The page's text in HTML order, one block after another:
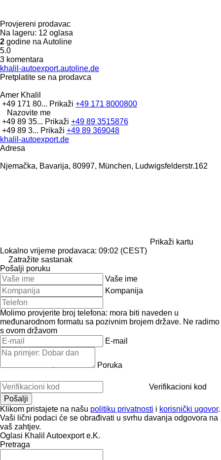
Provjereni prodavac
Na lageru: 12 oglasa
2 godine na Autoline
5.0
3 komentara
khalil-autoexport.autoline.de
Pretplatite se na prodavca
Amer Khalil
+49 171 80... Prikaži +49 171 8000800
Nazovite me
+49 89 35... Prikaži +49 89 3515876
+49 89 3... Prikaži +49 89 369048
khalil-autoexport.de
Adresa
Njemačka, Bavarija, 80997, München, Ludwigsfelderstr.162
Prikaži kartu
Lokalno vrijeme prodavaca: 09:02 (CEST)
Zatražite sastanak
Pošalji poruku
Vaše ime
Kompanija
Molimo provjerite broj telefona: mora biti naveden u
međunarodnom formatu sa pozivnim brojem države. Ne radimo
s ovom državom
E-mail
Poruka
Verifikacioni kod
Klikom pristajete na našu politiku privatnosti i korisnički ugovor.
Vaši lični podaci će se obrađivati ​​u svrhu davanja odgovora na
vaš zahtjev.
Oglasi Khalil Autoexport e.K.
Pretraga